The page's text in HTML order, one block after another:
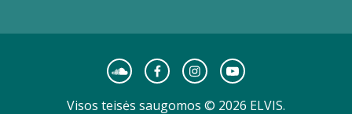
Visos teisės saugomos © 2026 ELVIS.